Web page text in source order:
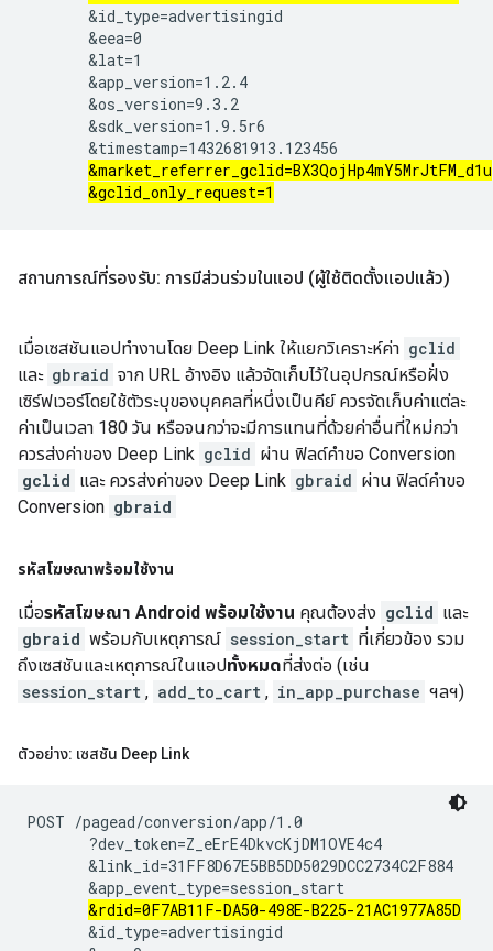
       &id_type=advertisingid
       &eea=0
       &lat=1
       &app_version=1.2.4
       &os_version=9.3.2
       &sdk_version=1.9.5r6
       &timestamp=1432681913.123456
&market_referrer_gclid=BX3QojHp4mY5MrJtFM_d1u
&gclid_only_request=1
สถานการณ์ที่รองรับ: การมีส่วนร่วมในแอป (ผู้ใช้ติดตั้งแอปแล้ว)
เมื่อเซสชันแอปทำงานโดย Deep Link ให้แยกวิเคราะห์ค่า gclid
และ gbraid จาก URL อ้างอิง แล้วจัดเก็บไว้ในอุปกรณ์หรือฝั่ง
เซิร์ฟเวอร์โดยใช้ตัวระบุของบุคคลที่หนึ่งเป็นคีย์ ควรจัดเก็บค่าแต่ละ
ค่าเป็นเวลา 180 วัน หรือจนกว่าจะมีการแทนที่ด้วยค่าอื่นที่ใหม่กว่า
ควรส่งค่าของ Deep Link gclid ผ่าน ฟิลด์คำขอ Conversion
gclid และ ควรส่งค่าของ Deep Link gbraid ผ่าน ฟิลด์คำขอ
Conversion gbraid
รหัสโฆษณาพร้อมใช้งาน
เมื่อรหัสโฆษณา Android พร้อมใช้งาน คุณต้องส่ง gclid และ
gbraid พร้อมกับเหตุการณ์ session_start ที่เกี่ยวข้อง รวม
ถึงเซสชันและเหตุการณ์ในแอปทั้งหมดที่ส่งต่อ (เช่น
session_start , add_to_cart , in_app_purchase ฯลฯ)
ตัวอย่าง: เซสชัน Deep Link
POST /pagead/conversion/app/1.0
       ?dev_token=Z_eErE4DkvcKjDM1OVE4c4
       &link_id=31FF8D67E5BB5DD5029DCC2734C2F884
       &app_event_type=session_start
&rdid=0F7AB11F-DA50-498E-B225-21AC1977A85D
       &id_type=advertisingid